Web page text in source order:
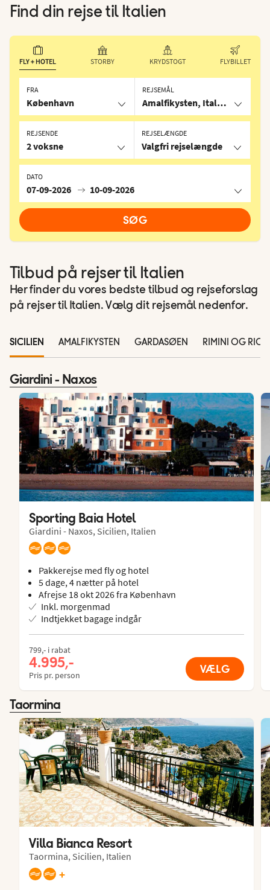
Find din rejse til Italien
FLY + HOTEL STORBY KRYDSTOGT FLYBILLET
FRA
København
REJSEMÅL
Amalfikysten, Italien
REJSELÆNGDE
Valgfri rejselængde
DATO
07-09-2026 10-09-2026
REJSENDE
2 voksne
SØG
Tilbud på rejser til Italien
Her finder du vores bedste tilbud og rejseforslag
på rejser til Italien. Vælg dit rejsemål nedenfor.
SICILIEN AMALFIKYSTEN GARDASØEN RIMINI OG
Giardini - Naxos
Sporting Baia Hotel
Giardini - Naxos, Sicilien, Italien
Pakkerejse med fly og hotel
5 dage, 4 nætter på hotel
Afrejse 18 okt 2026 fra København
Inkl. morgenmad
Indtjekket bagage indgår
799,- i rabat
4.995,-
Pris pr. person VÆLG
Taormina
Villa Bianca Resort
Taormina, Sicilien, Italien
+